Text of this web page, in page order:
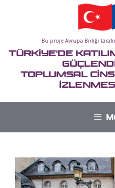
Bu proje Avrupa Birliği
TÜRKİYE'DE
TOPLUMSAL